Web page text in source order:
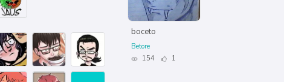
boceto
Betore
154
1